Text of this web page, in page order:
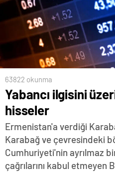
63822 okunma
Yabancı ilgisini
hisseler
Ermenistan'a verdiği
Karabağ ve çevresindeki
Cumhuriyeti'nin ayrılmaz
çağrılarını kabul etmeyen